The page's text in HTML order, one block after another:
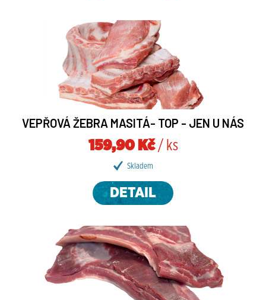
VEPŘOVÁ ŽEBRA MASITÁ- TOP - JEN U NÁS
159,90 Kč/ ks
Skladem
DETAIL